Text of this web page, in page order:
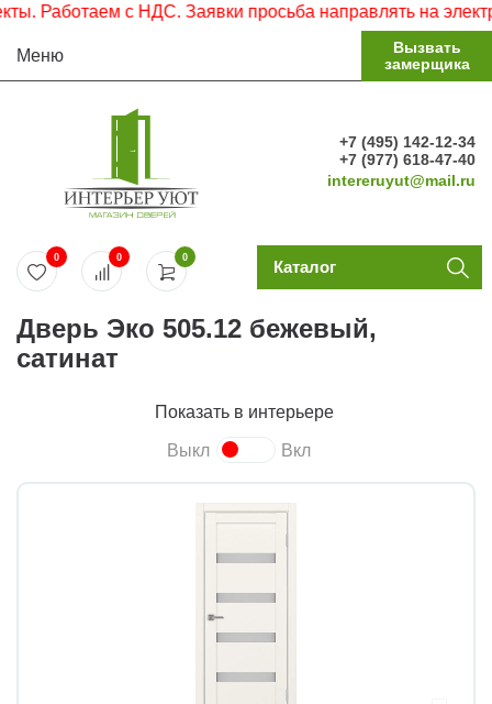
с НДС. Заявки просьба направлять на
Меню
Вызвать
замерщика
+7 (495) 142-12-34
+7 (977) 618-47-40
intereruyut@mail.ru
0
0 0 Каталог
Дверь Эко 505.12 бежевый,
сатинат
Показать в интерьере
Выкл Вкл